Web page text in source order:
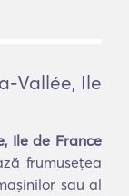
Vallée, Ile
Ile de France
frumusețea
sau al